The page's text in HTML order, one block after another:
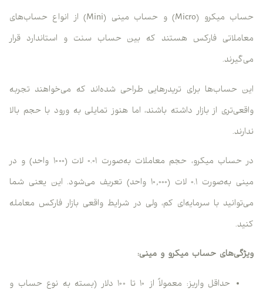
حساب میکرو (Micro) و حساب مینی (Mini) از انواع حساب‌های
معاملاتی فارکس هستند که بین حساب سنت و استاندارد قرار
می‌گیرند.
این حساب‌ها برای تریدرهایی طراحی شده‌اند که می‌خواهند تجربه
واقعی‌تری از بازار داشته باشند، اما هنوز تمایلی به ورود با حجم بالا
ندارند.
در حساب میکرو، حجم معاملات به‌صورت ۰.۰۱ لات (۱۰۰۰ واحد) و در
مینی به‌صورت ۰.۱ لات (۱۰,۰۰۰ واحد) تعریف می‌شود. این یعنی شما
می‌توانید با سرمایه‌ای کم، ولی در شرایط واقعی بازار فارکس معامله
کنید.
ویژگی‌های حساب میکرو و مینی:
حداقل واریز: معمولاً از ۱۰ تا ۱۰۰ دلار (بسته به نوع حساب و